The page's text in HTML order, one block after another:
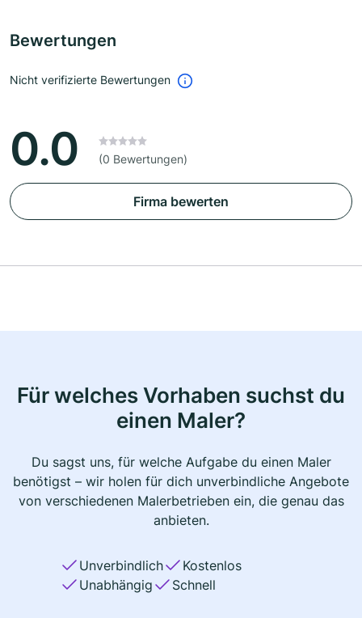
Bewertungen
Nicht verifizierte Bewertungen
0.0 (0 Bewertungen)
Firma bewerten
Für welches Vorhaben suchst du
einen Maler?
Du sagst uns, für welche Aufgabe du einen Maler
benötigst – wir holen für dich unverbindliche Angebote
von verschiedenen Malerbetrieben ein, die genau das
anbieten.
Unverbindlich
Kostenlos
Unabhängig
Schnell